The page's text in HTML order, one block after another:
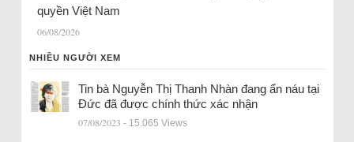
quyền Việt Nam
06/08/2026
NHIỀU NGƯỜI XEM
Tin bà Nguyễn Thị Thanh Nhàn đang ẩn náu tại
Đức đã được chính thức xác nhận
07/08/2023 - 15.065 Views